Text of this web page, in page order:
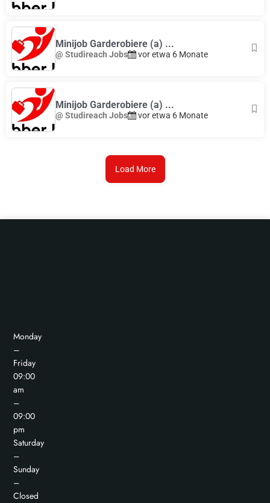
Minijob Garderobiere (a) ...
@ Studireach Jobs vor etwa 6 Monate
Minijob Garderobiere (a) ...
@ Studireach Jobs vor etwa 6 Monate
Load More
Monday
–
Friday
09:00
am
–
09:00
pm
Saturday
–
Sunday
–
Closed